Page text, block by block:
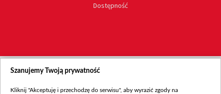
Dostępność
Szanujemy Twoją prywatność
Kliknij "Akceptuję i przechodzę do serwisu", aby wyrazić zgody na